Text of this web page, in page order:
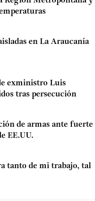
en La Araucanía
exministro Luis
tras persecución
de armas ante fuerte
EE.UU.
tanto de mi trabajo, tal